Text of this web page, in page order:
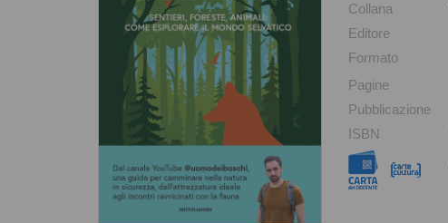
Collana
Editore
Formato
Pagine
Pubblicazione
ISBN